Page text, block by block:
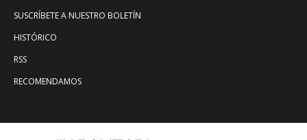
SUSCRÍBETE A NUESTRO BOLETÍN
HISTÓRICO
RSS
RECOMENDAMOS